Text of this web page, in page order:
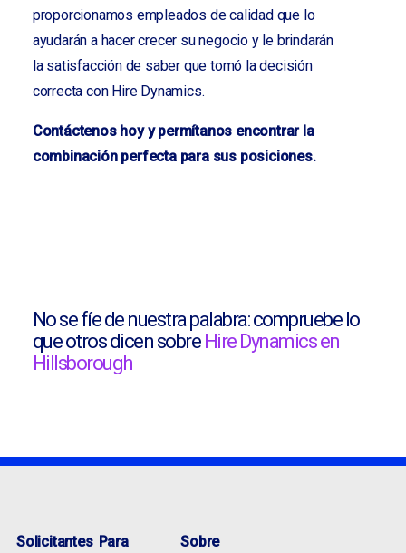
proporcionamos empleados de calidad que lo
ayudarán a hacer crecer su negocio y le brindarán
la satisfacción de saber que tomó la decisión
correcta con Hire Dynamics.
Contáctenos hoy y permítanos encontrar la
combinación perfecta para sus posiciones.
No se fíe de nuestra palabra: compruebe lo
que otros dicen sobre Hire Dynamics en
Hillsborough
Solicitantes Para
Sobre